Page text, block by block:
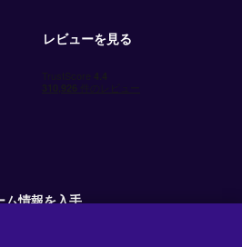
レビューを見る
ム情報を入手